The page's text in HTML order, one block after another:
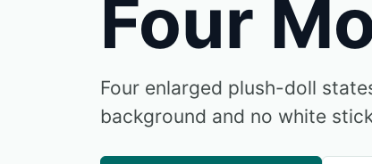
Four
Four enlarged plush-doll
background and no white